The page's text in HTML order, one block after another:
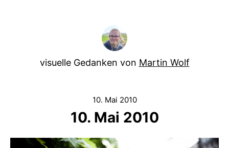
visuelle Gedanken von Martin Wolf
10. Mai 2010
10. Mai 2010